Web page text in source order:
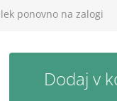
ponovno na zalogi
Dodaj v